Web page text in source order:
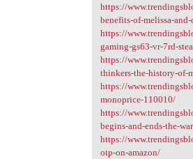
https://
benefits-of-melissa-
https://
gaming-gs63-vr-7rd-
https://
thinkers-the-history-of-
https://
monoprice-110010/
https://
begins-and-ends-the-
https://
otp-on-amazon/